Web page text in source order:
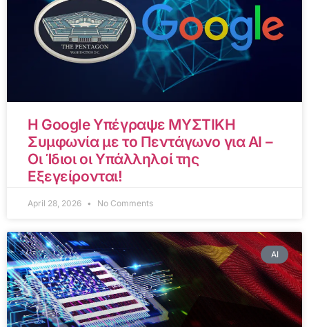
Η Google Υπέγραψε ΜΥΣΤΙΚΗ
Συμφωνία με το Πεντάγωνο για AI –
Οι Ίδιοι οι Υπάλληλοί της
Εξεγείρονται!
April 28, 2026 No Comments
AI